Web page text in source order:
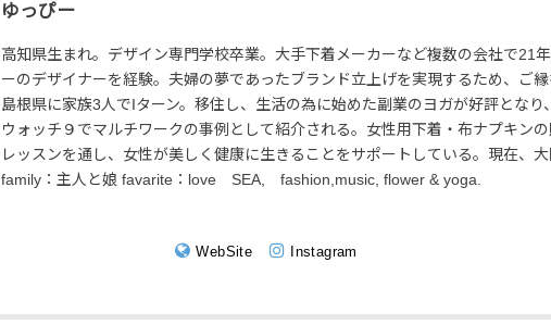
ゆっぴー
高知県生まれ。デザイン専門学校卒業。大手下着メーカーなど複数の会社で21
ーのデザイナーを経験。夫婦の夢であったブランド立上げを実現するため、ご
島根県に家族3人でIターン。移住し、生活の為に始めた副業のヨガが好評となり
ウォッチ９でマルチワークの事例として紹介される。女性用下着・布ナプキン
レッスンを通し、女性が美しく健康に生きることをサポートしている。現在、大
family：主人と娘 favarite：love SEA, fashion,music, flower & yoga.
WebSite Instagram